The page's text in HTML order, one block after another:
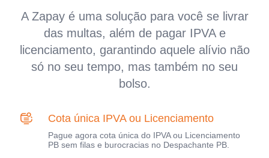
A Zapay é uma solução para você se livrar
das multas, além de pagar IPVA e
licenciamento, garantindo aquele alívio não
só no seu tempo, mas também no seu
bolso.
Cota única IPVA ou Licenciamento
Pague agora cota única do IPVA ou Licenciamento
PB sem filas e burocracias no Despachante PB.